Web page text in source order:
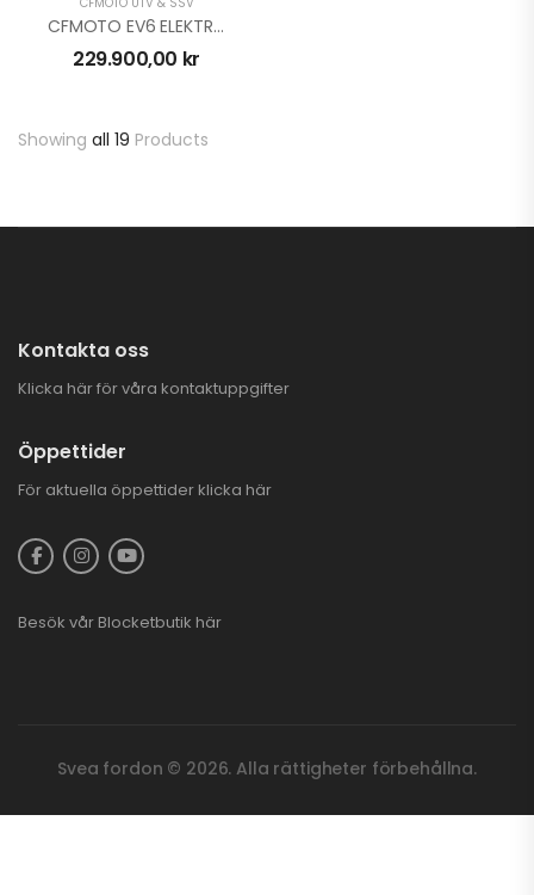
CFMOTO EV6 ELEKTRISK UTV
229.900,00 kr
Showing all 19 Products
Kontakta oss
Klicka här för våra kontaktuppgifter
Öppettider
För aktuella öppettider klicka här
Besök vår Blocketbutik här
Svea fordon © 2026. Alla rättigheter förbehållna.